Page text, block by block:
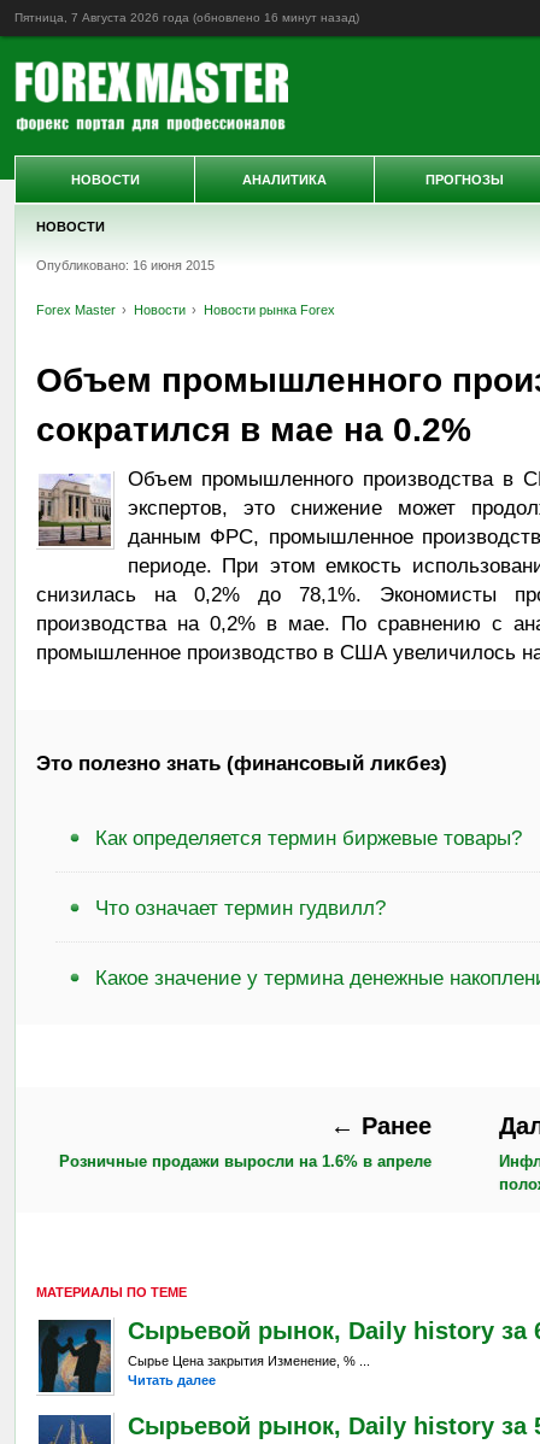
Пятница, 7 Августа 2026 года (обновлено 16 минут назад)
НОВОСТИ
Опубликовано: 16 июня 2015
Forex Master Новости Новости рынка Forex
Объем промышленного
сократился в мае на 0.2%
Объем промышленного производства в
экспертов, это снижение может
данным ФРС, промышленное
периоде. При этом емкость
снизилась на 0,2% до 78,1%. Экономисты
производства на 0,2% в мае. По сравнению с
промышленное производство в США увеличилось
Это полезно знать (финансовый ликбез)
Как определяется термин биржевые товары?
Что означает термин гудвилл?
Какое значение у термина денежные
← Ранее
Розничные продажи выросли на 1.6% в апреле
МАТЕРИАЛЫ ПО ТЕМЕ
Сырьевой рынок, Daily history за 6
Сырье Цена закрытия Изменение, % ...
Читать далее
Сырьевой рынок, Daily history за
НОВОСТИ АНАЛИТИКА ПРОГНОЗЫ